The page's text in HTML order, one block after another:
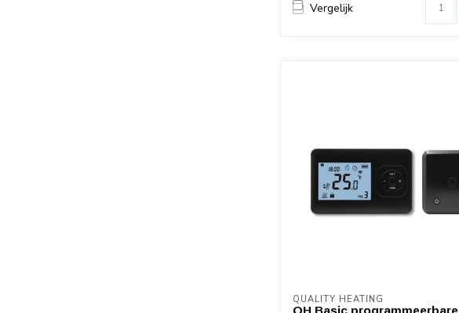
Vergelijk
QUALITY HEATING
QH Basic programmeerbare